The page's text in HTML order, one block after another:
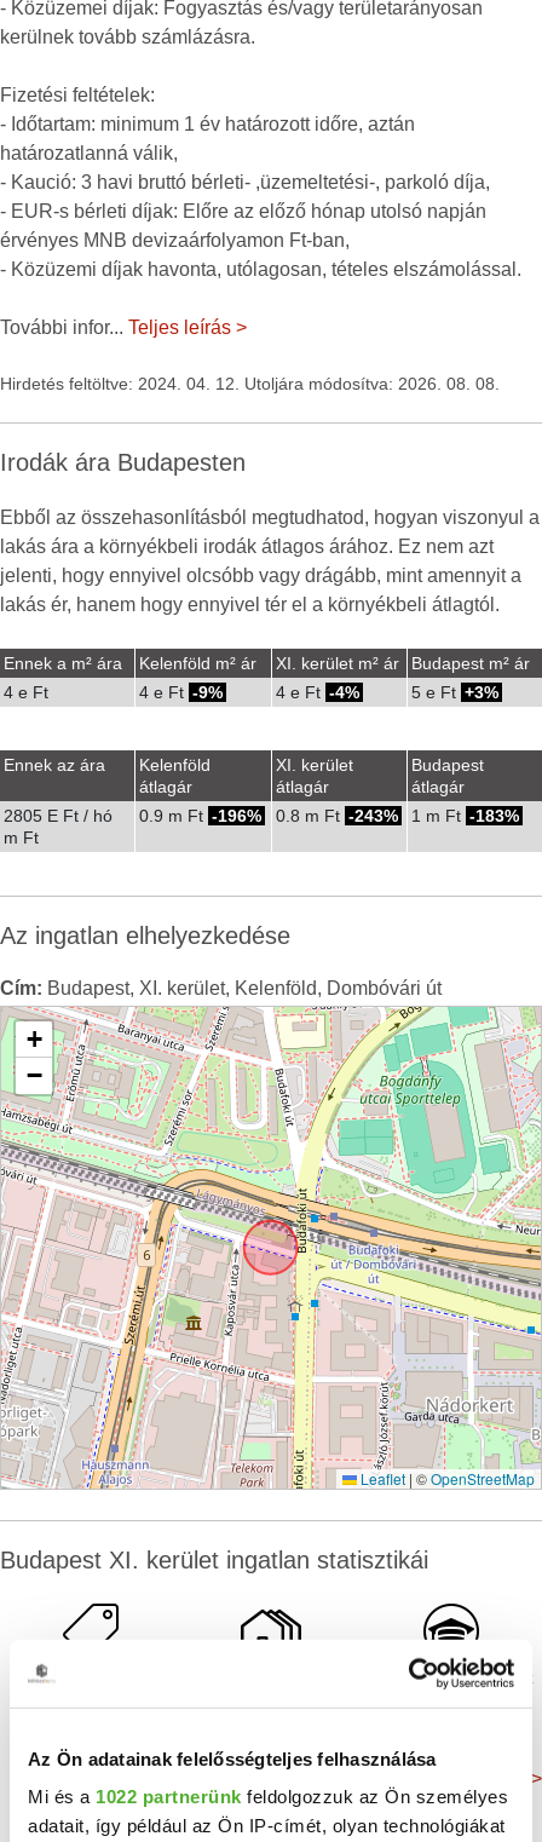
Az Ön adatainak felelősségteljes felhasználása
Mi és a 1022 partnerünk feldolgozzuk az Ön személyes
adatait, így például az Ön IP-címét, olyan technológiákat
- Közüzemei díjak: Fogyasztás és/vagy területarányosan
kerülnek tovább számlázásra.
Fizetési feltételek:
- Időtartam: minimum 1 év határozott időre, aztán
határozatlanná válik,
- Kaució: 3 havi bruttó bérleti- ,üzemeltetési-, parkoló díja,
- EUR-s bérleti díjak: Előre az előző hónap utolsó napján
érvényes MNB devizaárfolyamon Ft-ban,
- Közüzemi díjak havonta, utólagosan, tételes elszámolással.
További infor... Teljes leírás >
Hirdetés feltöltve: 2024. 04. 12. Utoljára módosítva: 2026. 08. 08.
Irodák ára Budapesten
Ebből az összehasonlításból megtudhatod, hogyan viszonyul a
lakás ára a környékbeli irodák átlagos árához. Ez nem azt
jelenti, hogy ennyivel olcsóbb vagy drágább, mint amennyit a
lakás ér, hanem hogy ennyivel tér el a környékbeli átlagtól.
Ennek a m² ára Kelenföld m² ár XI. kerület m² ár
Budapest m² ár
4 e Ft
4 e Ft -9% 4 e Ft -4% 5 e Ft 3%
Ennek az ára
Kelenföld
átlagár
XI. kerület
átlagár
Budapest
átlagár
2805 E Ft / hó
m Ft
0.9 m Ft -196% 0.8 m Ft -243% 1 m Ft -183%
Az ingatlan elhelyezkedése
Cím: Budapest, XI. kerület, Kelenföld, Dombóvári út
+
−
Leaflet | ©OpenStreetMap
Budapest XI. kerület ingatlan statisztikái
Négyzetméterár:
1844 E Ft/m² 2966 db
Oktatási intézmények
70 db
Még több adat >